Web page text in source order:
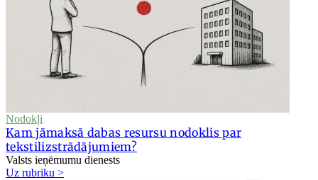
Nodokļi
Kam jāmaksā dabas resursu nodoklis par
tekstilizstrādājumiem?
Valsts ieņēmumu dienests
Uz rubriku >